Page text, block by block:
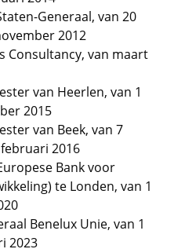
Generaal, van 20
2012
Consultancy, van maart
van Heerlen, van 1
2015
van Beek, van 7
2016
Bank voor
te Londen, van 1
Benelux Unie, van 1
2023